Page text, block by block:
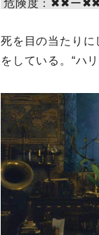
危険度：✖︎✖︎ー
死を目の当たり
をしている。“ハ